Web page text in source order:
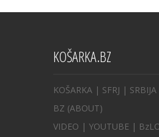
KOŠARKA.BZ
KOŠARKA | SFRJ | SRBIJA
BZ (ABOUT)
VIDEO | YOUTUBE |